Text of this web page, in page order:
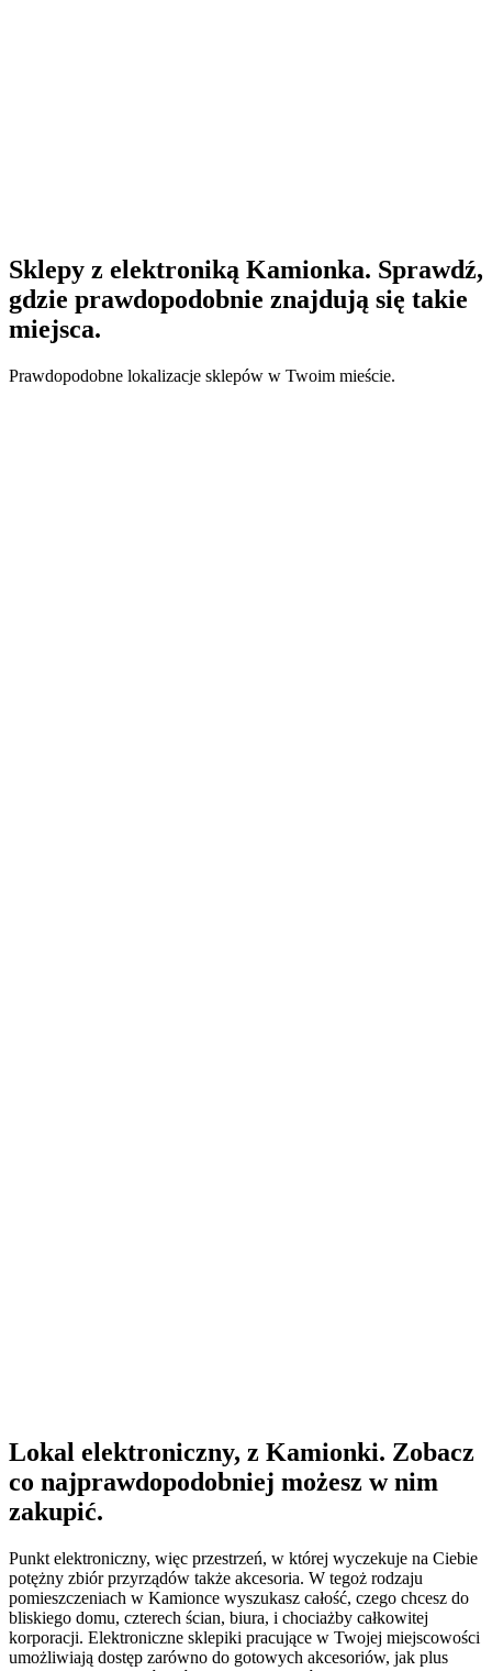
Sklepy z elektroniką Kamionka. Sprawdź,
gdzie prawdopodobnie znajdują się takie
miejsca.
Prawdopodobne lokalizacje sklepów w Twoim mieście.
Lokal elektroniczny, z Kamionki. Zobacz
co najprawdopodobniej możesz w nim
zakupić.
Punkt elektroniczny, więc przestrzeń, w której wyczekuje na Ciebie
potężny zbiór przyrządów także akcesoria. W tegoż rodzaju
pomieszczeniach w Kamionce wyszukasz całość, czego chcesz do
bliskiego domu, czterech ścian, biura, i chociażby całkowitej
korporacji. Elektroniczne sklepiki pracujące w Twojej miejscowości
umożliwiają dostęp zarówno do gotowych akcesoriów, jak plus